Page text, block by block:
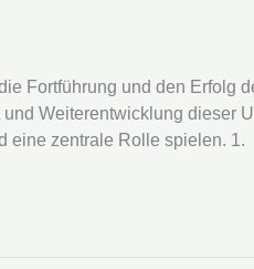
Fortführung und den Erfolg
Weiterentwicklung dieser
eine zentrale Rolle spielen. 1.